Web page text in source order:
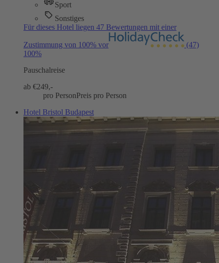
Sport
Sonstiges
Für dieses Hotel liegen 47 Bewertungen mit einer
Zustimmung von 100% vor
(47)
100%
Pauschalreise
ab €249,-
pro PersonPreis pro Person
Hotel Bristol Budapest